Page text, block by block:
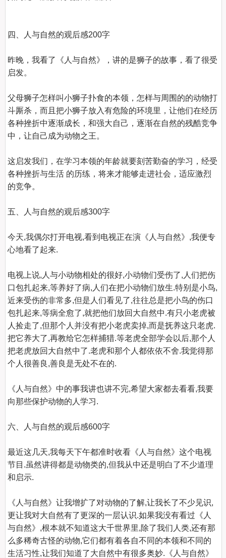
四、人与自然的观后感200字
昨晚，我看了《人与自然》，讲的是狮子的故事，看了很受
启发。
父母狮子怎样叫小狮子扑食的本领，怎样与周围的的动物打
斗厮杀，而且把小狮子放入有危险的环境里，让他们在经历
各种挫折中逐渐成长，和强大自己，逐渐在自然的残酷竞争
中，让自己成为动物之王。
这启发我们，在学习本领的年龄就要刻苦勤奋的学习，经受
各种挫折与生活 的历练，将来才能够走进社会，适应激烈
的竞争。
五、人与自然的观后感300字
今天,我偶尔打开电视,看到电视正在演《人与自然》,我便专
心地看了起来.
电视上说,人与小动物相处的很好,小动物们受伤了,人们把伤
口包扎起来,等养好了病,人们在把小动物们放生.特别是小鸟,
近来受伤的非常多,但是人们看见了,往往总是把小鸟的伤口
包扎起来,等病全愈了,就把他们放回大自然中.有只小老虎被
人捡走了,但那个人并没有把小老虎卖掉,而是抚养这只老虎.
把它养大了,再教给它怎样捕猎.等老虎全部学会以后,那个人
把老虎放回大自然中了.老虎和那个人都依依不舍.我觉得那
个人很善良,善良是无处不在的.
《人与自然》中的事我讲也讲不完,希望大家都去看看,我要
向那些保护动物的人学习.
六、人与自然的观后感600字
最近这几天,我每天下午都准时收看《人与自然》这个电视
节目.虽然讲得都是动物类的,但我从中还是明白了不少道理
和启示.
《人与自然》让我增扩了对动物的了解,让我长了不少见识,
更让我对大自然有了更深的一层认识.如果我没有看过《人
与自然》,根本就不知道这大千世界里,除了我们人类,还有那
么多稀奇古怪的动物,它们都有着各自不同的本领和不同的
生活习性,让我们知道了大自然中有很多奥妙.《人与自然》